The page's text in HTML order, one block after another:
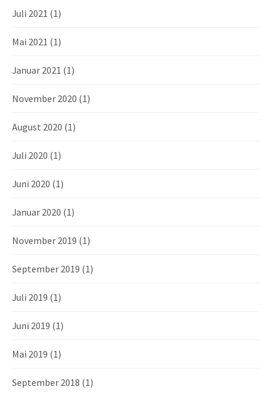
Juli 2021 (1)
Mai 2021 (1)
Januar 2021 (1)
November 2020 (1)
August 2020 (1)
Juli 2020 (1)
Juni 2020 (1)
Januar 2020 (1)
November 2019 (1)
September 2019 (1)
Juli 2019 (1)
Juni 2019 (1)
Mai 2019 (1)
September 2018 (1)